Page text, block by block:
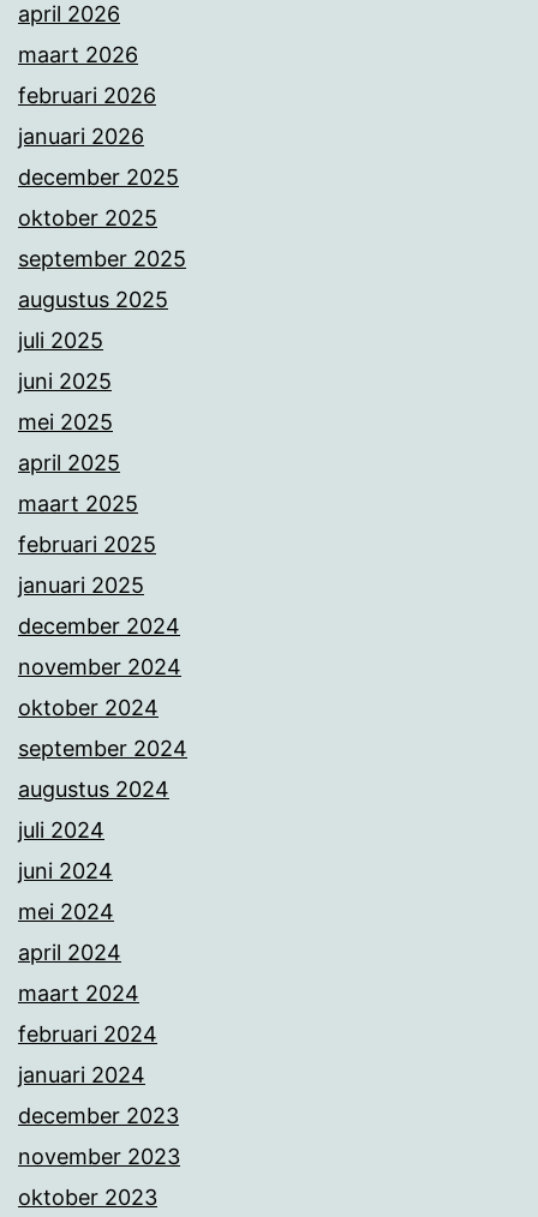
april 2026
maart 2026
februari 2026
januari 2026
december 2025
oktober 2025
september 2025
augustus 2025
juli 2025
juni 2025
mei 2025
april 2025
maart 2025
februari 2025
januari 2025
december 2024
november 2024
oktober 2024
september 2024
augustus 2024
juli 2024
juni 2024
mei 2024
april 2024
maart 2024
februari 2024
januari 2024
december 2023
november 2023
oktober 2023